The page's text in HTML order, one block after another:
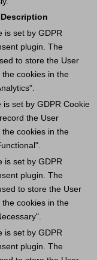
Description
is set by GDPR
plugin. The
to store the User
cookies in the
is set by GDPR Cookie
the User
cookies in the
is set by GDPR
plugin. The
to store the User
cookies in the
is set by GDPR
plugin. The